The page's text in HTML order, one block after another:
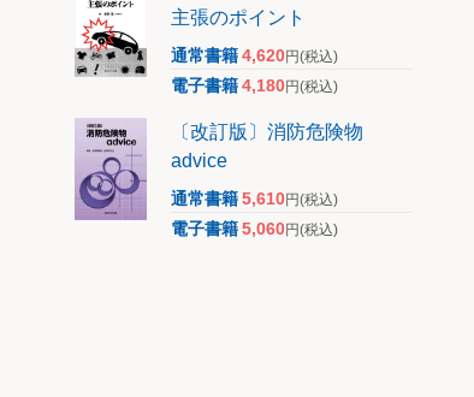
主張のポイント
通常書籍4,620円(税込)
電子書籍4,180円(税込)
〔改訂版〕消防危険物
advice
通常書籍5,610円(税込)
電子書籍5,060円(税込)